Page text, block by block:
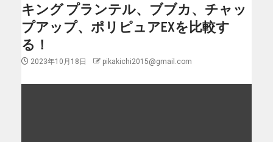
キング プランテル、ブブカ、チャッ
プアップ、ポリピュアEXを比較す
る！
2023年10月18日 pikakichi2015@gmail.com